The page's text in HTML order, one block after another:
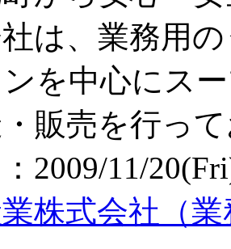
は、業務用
を中心にス
販売を行っ
2009/11/
株式会社（